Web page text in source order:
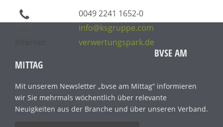
0049 2241 1652-0
info@ksgruppe.com
verwertungspark.de
BVSE AM
MITTAG
Mit unserem Newsletter „bvse am Mittag“ informieren
wir Sie mehrmals wöchentlich über relevante
Neuigkeiten aus der Branche und über unseren Verband.